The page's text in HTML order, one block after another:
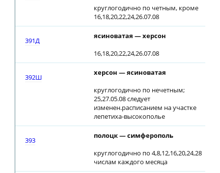
круглогодично по четным, кроме
16,18,20,22,24,26.07.08
391Д
ясиноватая — херсон
16,18,20,22,24,26.07.08
392Ш
херсон — ясиноватая
круглогодично по нечетным;
25,27.05.08 следует
изменен.расписанием на участке
лепетиха-высокополье
393
полоцк — симферополь
круглогодично по 4,8,12,16,20,24,28
числам каждого месяца